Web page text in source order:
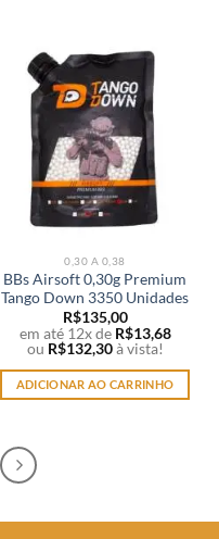
0,30 A 0,38
BBs Airsoft 0,30g Premium
Tango Down 3350 Unidades
R$135,00
em até 12x de R$13,68
ou R$132,30 à vista!
ADICIONAR AO CARRINHO